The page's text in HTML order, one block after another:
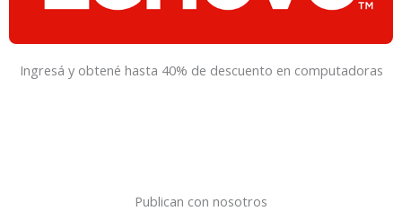
Ingresá y obtené hasta 40% de descuento en computadoras
Publican con nosotros